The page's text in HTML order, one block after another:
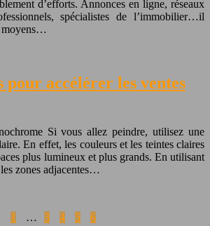
d’efforts. Annonces en ligne, réseaux
spécialistes de l’immobilier…il
moyens…
pour accélérer les ventes
Si vous allez peindre, utilisez une
En effet, les couleurs et les teintes claires
plus lumineux et plus grands. En utilisant
zones adjacentes…
1
… 3 4 5 6